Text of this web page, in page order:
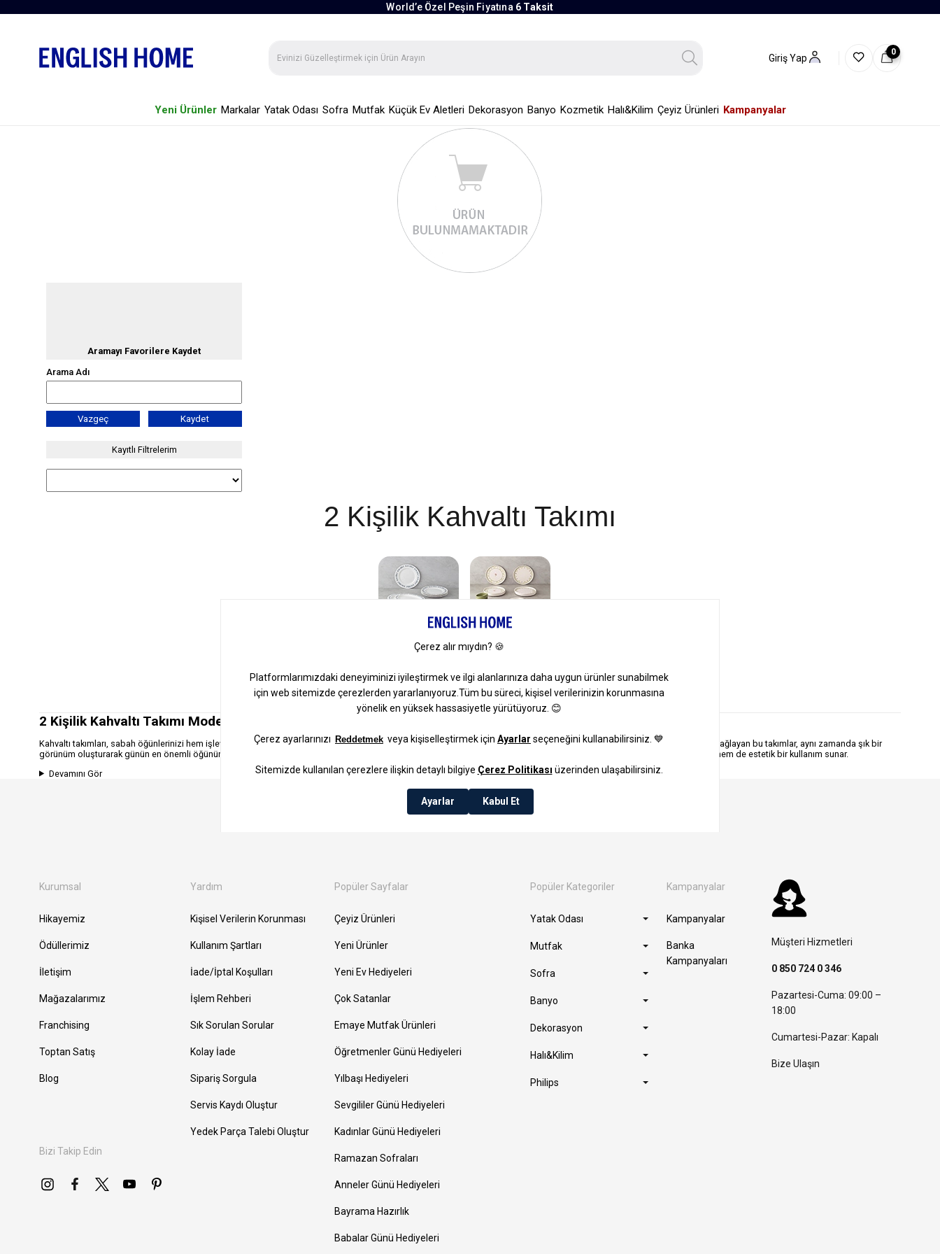
World’e Özel Peşin Fiyatına 6 Taksit
Giriş Yap
0
Yeni Ürünler Markalar Yatak Odası Sofra Mutfak Küçük Ev Aletleri Dekorasyon Banyo Kozmetik Halı&Kilim Çeyiz Ürünleri Kampanyalar
Aramayı Favorilere Kaydet
Arama Adı
Vazgeç Kaydet
Kayıtlı Filtrelerim
2 Kişilik Kahvaltı Takımı
4 Kişilik Kahvaltı
Takımı
6 Kişilik Kahvaltı
Takımı
2 Kişilik Kahvaltı Takımı Modelleri Nelerdir?
Kahvaltı takımları, sabah öğünlerinizi hem işlevsel hem de estetik açıdan zenginleştiren mutfak gereçleridir . Kahvaltı masalarınızda lezzetleri düzenli bir şekilde sunmanızı sağlayan bu takımlar, aynı zamanda şık bir
görünüm oluşturarak günün en önemli öğününe keyif katar. 2 kişilik kahvaltı takımları, küçük ve samimi sofralar için ideal bir seçimdir. İçerdikleri parça sayılarıyla hem pratik hem de estetik bir kullanım sunar.
Devamını Gör
Kurumsal
Hikayemiz
Ödüllerimiz
İletişim
Mağazalarımız
Franchising
Toptan Satış
Blog
Bizi Takip Edin
Yardım
Kişisel Verilerin Korunması
Kullanım Şartları
İade/İptal Koşulları
İşlem Rehberi
Sık Sorulan Sorular
Kolay İade
Sipariş Sorgula
Servis Kaydı Oluştur
Yedek Parça Talebi Oluştur
Popüler Sayfalar
Çeyiz Ürünleri
Yeni Ürünler
Yeni Ev Hediyeleri
Çok Satanlar
Emaye Mutfak Ürünleri
Öğretmenler Günü Hediyeleri
Yılbaşı Hediyeleri
Sevgililer Günü Hediyeleri
Kadınlar Günü Hediyeleri
Ramazan Sofraları
Anneler Günü Hediyeleri
Bayrama Hazırlık
Babalar Günü Hediyeleri
Popüler Kategoriler
Yatak Odası
Mutfak
Sofra
Banyo
Dekorasyon
Halı&Kilim
Philips
Kampanyalar
Kampanyalar
Banka
Kampanyaları
Müşteri Hizmetleri
0 850 724 0 346
Pazartesi-Cuma: 09:00 –
18:00
Cumartesi-Pazar: Kapalı
Bize Ulaşın